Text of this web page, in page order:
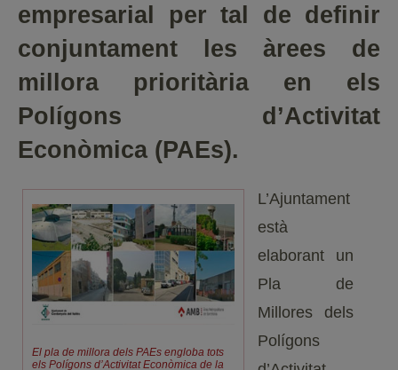
empresarial per tal de definir
conjuntament les àrees de
millora prioritària en els
Polígons d’Activitat
Econòmica (PAEs).
El pla de millora dels PAEs engloba tots
els Polígons d’Activitat Econòmica de la
L’Ajuntament
està
elaborant un
Pla de
Millores dels
Polígons